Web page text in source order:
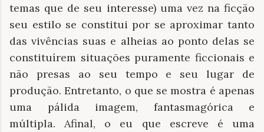
temas que de seu interesse) uma vez na ficção
seu estilo se constitui por se aproximar tanto
das vivências suas e alheias ao ponto delas se
constituírem situações puramente ficcionais e
não presas ao seu tempo e seu lugar de
produção. Entretanto, o que se mostra é apenas
uma pálida imagem, fantasmagórica e
múltipla. Afinal, o eu que escreve é uma